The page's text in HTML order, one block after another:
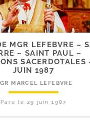
MGR LEFEBVRE –
– SAINT PAUL –
SACERDOTALES
JUIN 1987
MARCEL LEFEBVRE
Paru le 29 juin 1987